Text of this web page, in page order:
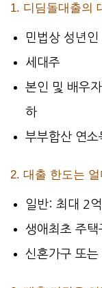
1. 디딤돌대출의
민법상 성년
세대주
본인 및 배우
하
부부합산 연
2. 대출 한도는
일반: 최대 2
생애최초 주
신혼가구 또